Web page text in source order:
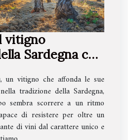
vitigno
Sardegna che
un vitigno che affonda le sue
tradizione della Sardegna,
sembra scorrere a un ritmo
di resistere per oltre un
di vini dal carattere unico e